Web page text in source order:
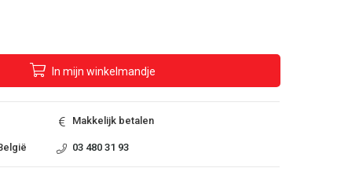
In mijn winkelmandje
Makkelijk betalen
03 480 31 93